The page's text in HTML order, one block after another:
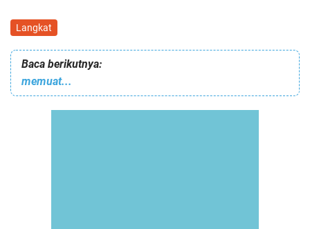
Langkat
Baca berikutnya:
memuat...